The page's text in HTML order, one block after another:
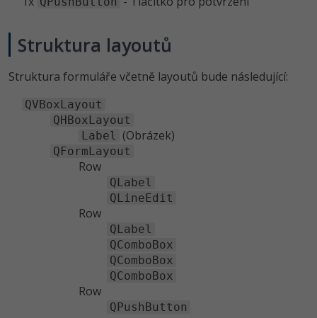
Struktura layoutů
Struktura formuláře včetně layoutů bude následující:
QVBoxLayout
QHBoxLayout
Label
(Obrázek)
QFormLayout
Row
QLabel
QLineEdit
Row
QLabel
QComboBox
QComboBox
QComboBox
Row
QPushButton